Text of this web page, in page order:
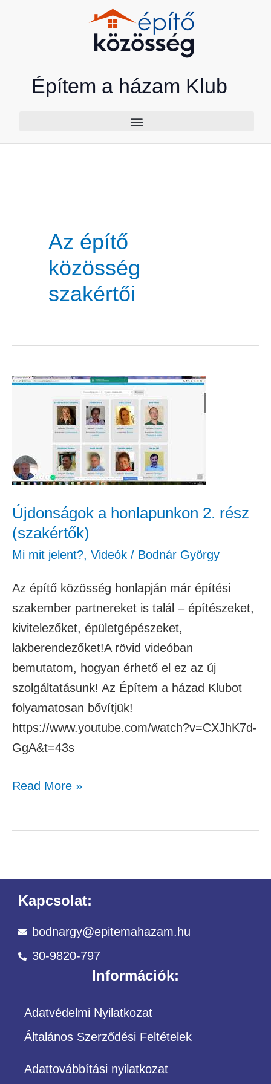
Építem a házam Klub
Az építő
közösség
szakértői
Újdonságok a honlapunkon 2. rész
(szakértők)
Mi mit jelent?, Videók / Bodnár György
Az építő közösség honlapján már építési
szakember partnereket is talál – építészeket,
kivitelezőket, épületgépészeket,
lakberendezőket!A rövid videóban
bemutatom, hogyan érhető el ez az új
szolgáltatásunk! Az Építem a házad Klubot
folyamatosan bővítjük!
https://www.youtube.com/watch?v=CXJhK7d-
GgA&t=43s
Újdonságok
honlapunkon
rész
(szakértők)
Read More »
Kapcsolat:
bodnargy@epitemahazam.hu
30-9820-797
Információk:
Adatvédelmi Nyilatkozat
Általános Szerződési Feltételek
Adattovábbítási nyilatkozat